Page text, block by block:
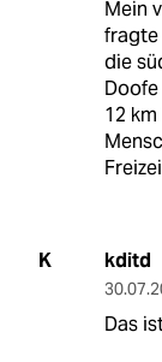
Mein
fragte
die
12
K kditd
Das